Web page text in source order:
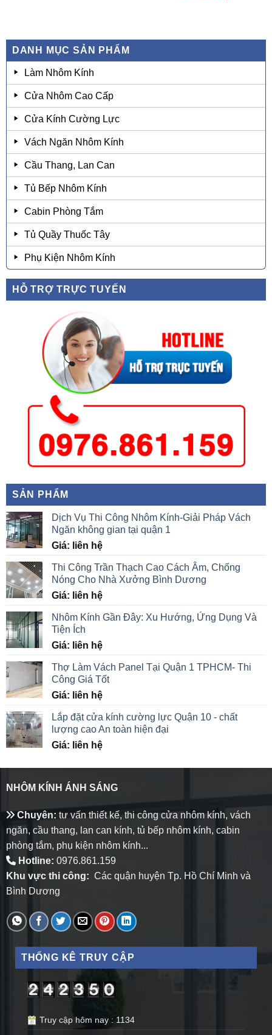
DANH MỤC SẢN PHẨM
Làm Nhôm Kính
Cửa Nhôm Cao Cấp
Cửa Kính Cường Lực
Vách Ngăn Nhôm Kính
Cầu Thang, Lan Can
Tủ Bếp Nhôm Kính
Cabin Phòng Tắm
Tủ Quầy Thuốc Tây
Phụ Kiện Nhôm Kính
HỖ TRỢ TRỰC TUYẾN
SẢN PHẨM
Dịch Vụ Thi Công Nhôm Kính-Giải Pháp Vách
Ngăn không gian tại quận 1
Giá: liên hệ
Thi Công Trần Thạch Cao Cách Âm, Chống
Nóng Cho Nhà Xưởng Bình Dương
Giá: liên hệ
Nhôm Kính Gần Đây: Xu Hướng, Ứng Dụng Và
Tiện Ích
Giá: liên hệ
Thợ Làm Vách Panel Tại Quận 1 TPHCM- Thi
Công Giá Tốt
Giá: liên hệ
Lắp đặt cửa kính cường lực Quận 10 - chất
lượng cao An toàn hiện đại
Giá: liên hệ
NHÔM KÍNH ÁNH SÁNG
Chuyên: tư vấn thiết kế, thi công cửa nhôm kính, vách
ngăn, cầu thang, lan can kính, tủ bếp nhôm kính, cabin
phòng tắm, phụ kiện nhôm kính...
Hotline: 0976.861.159
Khu vực thi công: Các quận huyện Tp. Hồ Chí Minh và
Bình Dương
THỐNG KÊ TRUY CẬP
Truy cập hôm nay : 1134